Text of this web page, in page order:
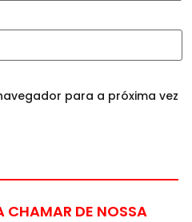
para a próxima vez
CHAMAR DE NOSSA